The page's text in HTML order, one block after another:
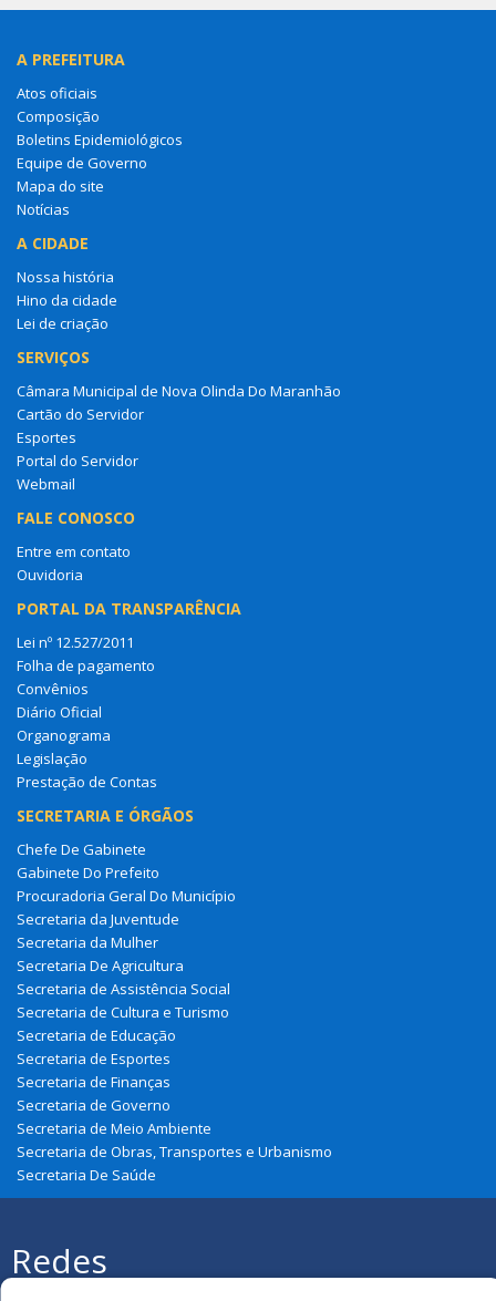
A PREFEITURA
Atos oficiais
Composição
Boletins Epidemiológicos
Equipe de Governo
Mapa do site
Notícias
A CIDADE
Nossa história
Hino da cidade
Lei de criação
SERVIÇOS
Câmara Municipal de Nova Olinda Do Maranhão
Cartão do Servidor
Esportes
Portal do Servidor
Webmail
FALE CONOSCO
Entre em contato
Ouvidoria
PORTAL DA TRANSPARÊNCIA
Lei nº 12.527/2011
Folha de pagamento
Convênios
Diário Oficial
Organograma
Legislação
Prestação de Contas
SECRETARIA E ÓRGÃOS
Chefe De Gabinete
Gabinete Do Prefeito
Procuradoria Geral Do Município
Secretaria da Juventude
Secretaria da Mulher
Secretaria De Agricultura
Secretaria de Assistência Social
Secretaria de Cultura e Turismo
Secretaria de Educação
Secretaria de Esportes
Secretaria de Finanças
Secretaria de Governo
Secretaria de Meio Ambiente
Secretaria de Obras, Transportes e Urbanismo
Secretaria De Saúde
Redes